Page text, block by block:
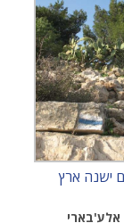
ישנה ארץ